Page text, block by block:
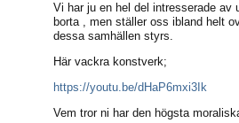
Vi har ju en hel del intresserade av
borta , men ställer oss ibland helt
dessa samhällen styrs.
Här vackra konstverk;
https://youtu.be/dHaP6mxi3Ik
Vem tror ni har den högsta